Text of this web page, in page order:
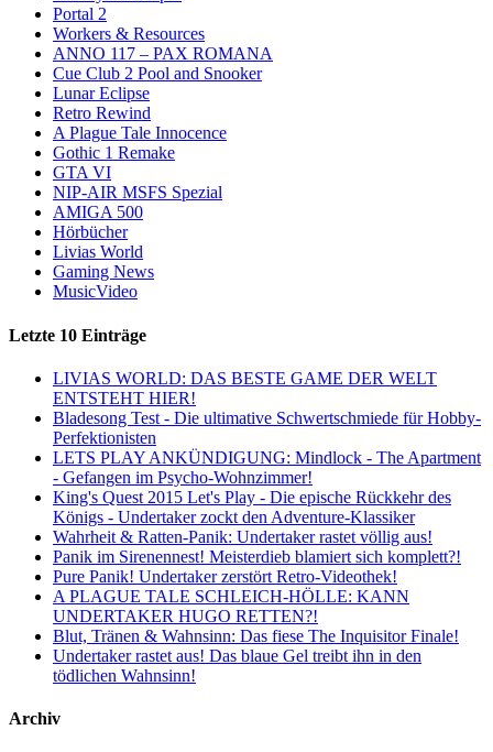
Portal 2
Workers & Resources
ANNO 117 – PAX ROMANA
Cue Club 2 Pool and Snooker
Lunar Eclipse
Retro Rewind
A Plague Tale Innocence
Gothic 1 Remake
GTA VI
NIP-AIR MSFS Spezial
AMIGA 500
Hörbücher
Livias World
Gaming News
MusicVideo
Letzte 10 Einträge
LIVIAS WORLD: DAS BESTE GAME DER WELT
ENTSTEHT HIER!
Bladesong Test - Die ultimative Schwertschmiede für Hobby-
Perfektionisten
LETS PLAY ANKÜNDIGUNG: Mindlock - The Apartment
- Gefangen im Psycho-Wohnzimmer!
King's Quest 2015 Let's Play - Die epische Rückkehr des
Königs - Undertaker zockt den Adventure-Klassiker
Wahrheit & Ratten-Panik: Undertaker rastet völlig aus!
Panik im Sirenennest! Meisterdieb blamiert sich komplett?!
Pure Panik! Undertaker zerstört Retro-Videothek!
A PLAGUE TALE SCHLEICH-HÖLLE: KANN
UNDERTAKER HUGO RETTEN?!
Blut, Tränen & Wahnsinn: Das fiese The Inquisitor Finale!
Undertaker rastet aus! Das blaue Gel treibt ihn in den
tödlichen Wahnsinn!
Archiv